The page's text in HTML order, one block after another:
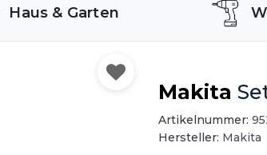
Haus & Garten
Makita
Artikelnummer:
Hersteller: Makita